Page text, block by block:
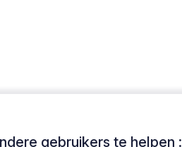
gebruikers te helpen :